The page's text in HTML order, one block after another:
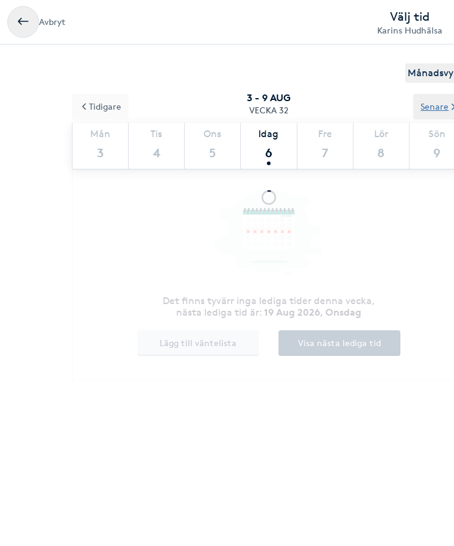
Avbryt Välj tid
Karins Hudhälsa
Månadsvy
3 - 9 AUG
VECKA 32
Mån
3
Tis
4
Ons
5
Idag
6
Fre
7
Lör
8
Sön
9
Tidigare Senare
Det finns tyvärr inga lediga tider denna vecka,
nästa lediga tid är: 19 Aug 2026, Onsdag
Lägg till väntelista Visa nästa lediga tid